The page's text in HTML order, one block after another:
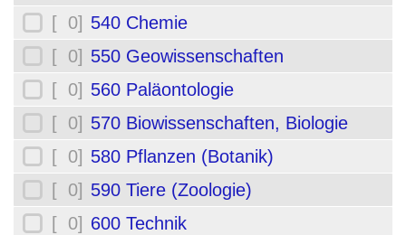
[ 0] 540 Chemie
[ 0] 550 Geowissenschaften
[ 0] 560 Paläontologie
[ 0] 570 Biowissenschaften, Biologie
[ 0] 580 Pflanzen (Botanik)
[ 0] 590 Tiere (Zoologie)
[ 0] 600 Technik